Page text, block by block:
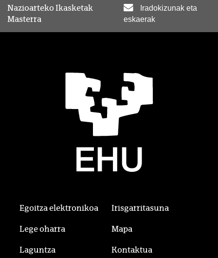
Nazioarteko Ikasketak
Masterra
Iradokizunak eta
eskaerak
Egoitza elektronikoa Irisgarritasuna
Lege oharra Mapa
Laguntza Kontaktua